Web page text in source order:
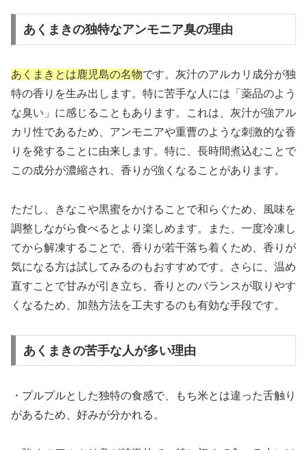
あくまきの独特なアンモニア臭の理由
あくまきとは鹿児島の名物です。灰汁のアルカリ成分が独
特の香りを生み出します。特に苦手な人には「薬品のよう
な臭い」に感じることもあります。これは、灰汁が強アル
カリ性であるため、アンモニアや重曹のような刺激的な香
りを発することに由来します。特に、長時間煮込むことで
この成分が濃縮され、香りが強くなることがあります。
ただし、きなこや黒蜜をかけることで和らぐため、風味を
調整しながら食べるとより楽しめます。また、一度冷凍し
てから解凍することで、香りが若干落ち着くため、香りが
気になる方は試してみるのもおすすめです。さらに、温め
直すことで甘みが引き立ち、香りとのバランスが取りやす
くなるため、加熱方法を工夫するのも有効な手段です。
あくまきの苦手な人が多い理由
・プルプルとした独特の食感で、もち米とは違った舌触り
があるため、好みが分かれる。